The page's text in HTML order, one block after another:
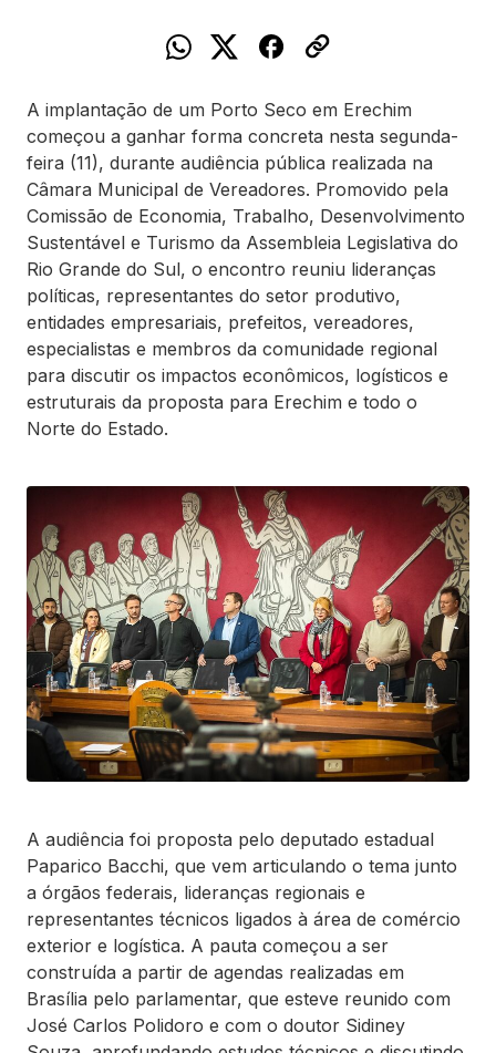
A implantação de um Porto Seco em Erechim
começou a ganhar forma concreta nesta segunda-
feira (11), durante audiência pública realizada na
Câmara Municipal de Vereadores. Promovido pela
Comissão de Economia, Trabalho, Desenvolvimento
Sustentável e Turismo da Assembleia Legislativa do
Rio Grande do Sul, o encontro reuniu lideranças
políticas, representantes do setor produtivo,
entidades empresariais, prefeitos, vereadores,
especialistas e membros da comunidade regional
para discutir os impactos econômicos, logísticos e
estruturais da proposta para Erechim e todo o
Norte do Estado.
A audiência foi proposta pelo deputado estadual
Paparico Bacchi, que vem articulando o tema junto
a órgãos federais, lideranças regionais e
representantes técnicos ligados à área de comércio
exterior e logística. A pauta começou a ser
construída a partir de agendas realizadas em
Brasília pelo parlamentar, que esteve reunido com
José Carlos Polidoro e com o doutor Sidiney